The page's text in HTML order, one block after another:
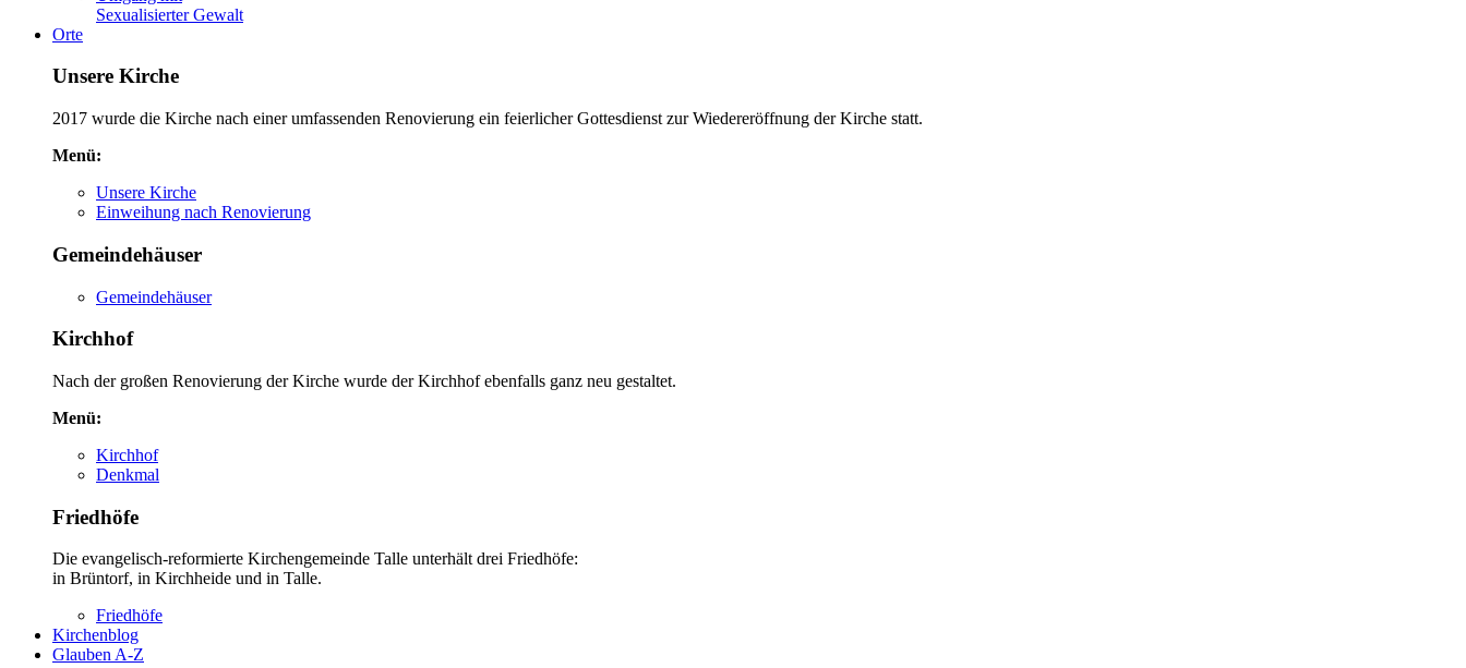
Sexualisierter Gewalt
Orte
Unsere Kirche
2017 wurde die Kirche nach einer umfassenden Renovierung ein feierlicher Gottesdienst zur Wiedereröffnung der Kirche statt.
Menü:
Unsere Kirche
Einweihung nach Renovierung
Gemeindehäuser
Gemeindehäuser
Kirchhof
Nach der großen Renovierung der Kirche wurde der Kirchhof ebenfalls ganz neu gestaltet.
Menü:
Kirchhof
Denkmal
Friedhöfe
Die evangelisch-reformierte Kirchengemeinde Talle unterhält drei Friedhöfe:
in Brüntorf, in Kirchheide und in Talle.
Friedhöfe
Kirchenblog
Glauben A-Z